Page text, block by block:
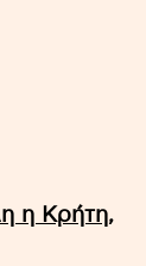
η Κρήτη,